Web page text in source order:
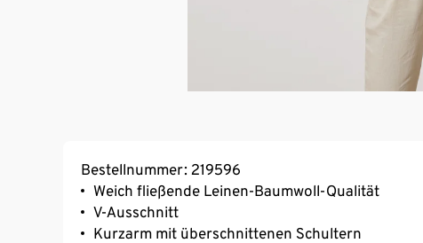
Bestellnummer: 219596
Weich fließende Leinen-Baumwoll-Qualität
V-Ausschnitt
Kurzarm mit überschnittenen Schultern